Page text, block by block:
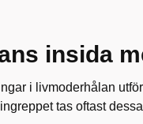
insida
i livmoderhålan utför
tas oftast dessa